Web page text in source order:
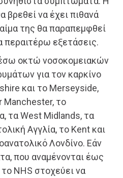
βρεθεί να έχει πιθανά
της θα παραπεμφθεί
περαιτέρω εξετάσεις.
οκτώ νοσοκομειακών
για τον καρκίνο
και το Merseyside,
Manchester, το
τα West Midlands, τα
Αγγλία, το Kent και
Λονδίνο. Εάν
που αναμένονται έως
το NHS στοχεύει να